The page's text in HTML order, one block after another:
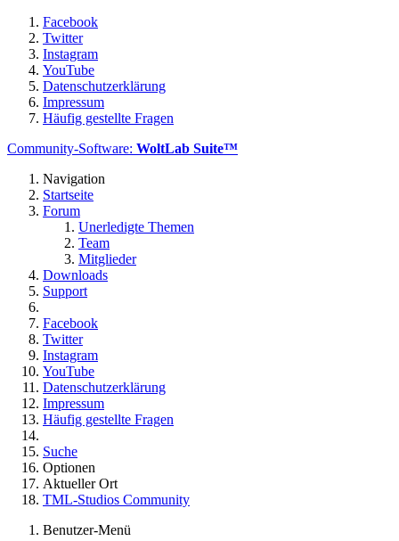
Facebook
Twitter
Instagram
YouTube
Datenschutzerklärung
Impressum
Häufig gestellte Fragen
Community-Software: WoltLab Suite™
Navigation
Startseite
Forum
Unerledigte Themen
Team
Mitglieder
Downloads
Support
Facebook
Twitter
Instagram
YouTube
Datenschutzerklärung
Impressum
Häufig gestellte Fragen
Suche
Optionen
Aktueller Ort
TML-Studios Community
Benutzer-Menü